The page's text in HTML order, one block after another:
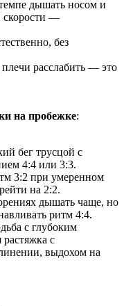
дышать носом и
скорости —
без
расслабить — это
на пробежке:
бег трусцой с
4:4 или 3:3.
3:2 при умеренном
на 2:2.
дышать чаще, но
ритм 4:4.
с глубоким
растяжка с
выдохом на